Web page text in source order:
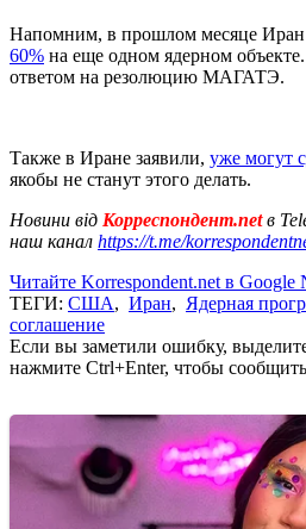
Напомним, в прошлом месяце Иран
60% на еще одном ядерном
ответом на резолюцию МАГАТЭ.
Также в Иране заявили, уже могут
якобы не станут этого делать.
Новини від Корреспондент.netв
наш канал https://t.me/
Читайте Korrespondent.net в Google
ТЕГИ: США, Иран, Ядерная
соглашение
Если вы заметили ошибку,
нажмите Ctrl+Enter, чтобы